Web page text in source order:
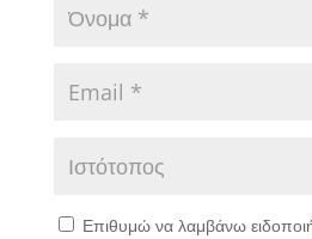
Επιθυμώ να λαμβάνω